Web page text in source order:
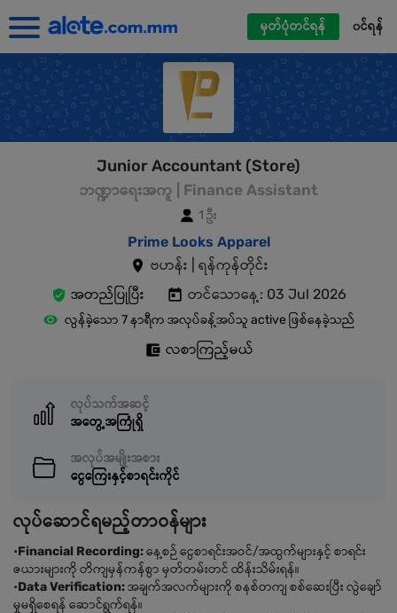
မှတ်ပုံတင်ရန် ၀င်ရန်
Junior Accountant (Store)
ဘဏ္ဍာရေးအကူ | Finance Assistant
1 ဦး
Prime Looks Apparel
ဗဟန်း | ရန်ကုန်တိုင်း
အတည်ပြုပြီး
တင်သောနေ့: 03 Jul 2026
လွန်ခဲ့သော 7 နာရီက အလုပ်ခန့်အပ်သူ active ဖြစ်နေခဲ့သည်
လစာကြည့်မယ်
လုပ်သက်အဆင့်
အတွေ့အကြုံရှိ
အလုပ်အမျိုးအစား
ငွေကြေးနှင့်စာရင်းကိုင်
လုပ်ဆောင်ရမည့်တာဝန်များ
•Financial Recording:နေ့စဉ် ငွေစာရင်းအဝင်/အထွက်များနှင့် စာရင်း
ဇယားများကို တိကျမှန်ကန်စွာ မှတ်တမ်းတင် ထိန်းသိမ်းရန်။
•DataVerification:အချက်အလက်များကို စနစ်တကျ စစ်ဆေးပြီး လွဲချော်
မှုမရှိစေရန် ဆောင်ရွက်ရန်။